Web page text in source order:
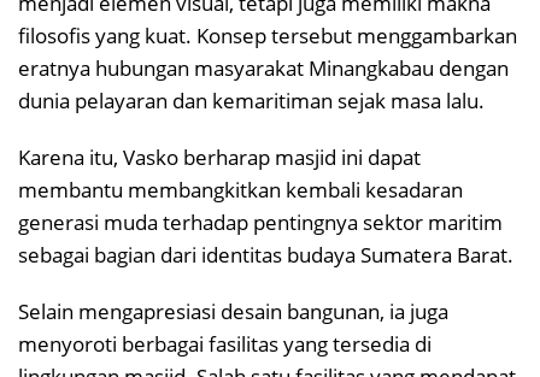
filosofis yang kuat. Konsep tersebut menggambarkan
eratnya hubungan masyarakat Minangkabau dengan
dunia pelayaran dan kemaritiman sejak masa lalu.
Karena itu, Vasko berharap masjid ini dapat
membantu membangkitkan kembali kesadaran
generasi muda terhadap pentingnya sektor maritim
sebagai bagian dari identitas budaya Sumatera Barat.
Selain mengapresiasi desain bangunan, ia juga
menyoroti berbagai fasilitas yang tersedia di